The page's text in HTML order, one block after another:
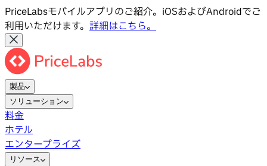
PriceLabsモバイルアプリのご紹介。iOSおよびAndroidでご
利用いただけます。 詳細はこちら。
製品
ソリューション
料金
ホテル
エンタープライズ
リソース